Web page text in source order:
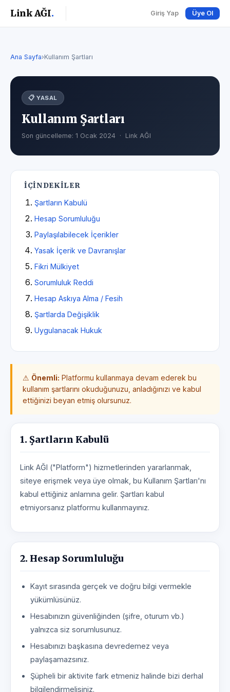
Link AĞI. Giriş Yap Üye Ol
Ana Sayfa›Kullanım Şartları
📋 YASAL
Kullanım Şartları
Son güncelleme: 1 Ocak 2024 · Link AĞI
İÇINDEKILER
Şartların Kabulü
Hesap Sorumluluğu
Paylaşılabilecek İçerikler
Yasak İçerik ve Davranışlar
Fikri Mülkiyet
Sorumluluk Reddi
Hesap Askıya Alma / Fesih
Şartlarda Değişiklik
Uygulanacak Hukuk
⚠ Önemli: Platformu kullanmaya devam ederek bu
kullanım şartlarını okuduğunuzu, anladığınızı ve kabul
ettiğinizi beyan etmiş olursunuz.
1. Şartların Kabulü
Link AĞI ("Platform") hizmetlerinden yararlanmak,
siteye erişmek veya üye olmak, bu Kullanım Şartları'nı
kabul ettiğiniz anlamına gelir. Şartları kabul
etmiyorsanız platformu kullanmayınız.
2. Hesap Sorumluluğu
Kayıt sırasında gerçek ve doğru bilgi vermekle
yükümlüsünüz.
Hesabınızın güvenliğinden (şifre, oturum vb.)
yalnızca siz sorumlusunuz.
Hesabınızı başkasına devredemez veya
paylaşamazsınız.
Şüpheli bir aktivite fark etmeniz halinde bizi derhal
bilgilendirmelisiniz.